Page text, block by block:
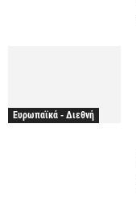
Ευρωπαϊκά - Διεθνή